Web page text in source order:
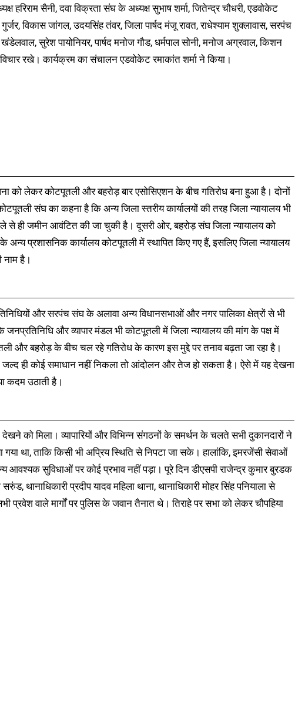
हरिराम सैनी, दवा विक्रता संघ के अध्यक्ष सुभाष शर्मा, जितेन्द्र चौधरी, एडवोकेट
गुर्जर, विकास जांगल, उदयसिंह तंवर, जिला पार्षद मंजू रावत, राधेश्याम शुक्लावास, सरपंच
सुरेश पायोनियर, पार्षद मनोज गौड, धर्मपाल सोनी, मनोज अग्रवाल, किशन
रखे। कार्यक्रम का संचालन एडवोकेट रमाकांत शर्मा ने किया।
को लेकर कोटपूतली और बहरोड़ बार एसोसिएशन के बीच गतिरोध बना हुआ है। दोनों
संघ का कहना है कि अन्य जिला स्तरीय कार्यालयों की तरह जिला न्यायालय भी
से ही जमीन आवंटित की जा चुकी है। दूसरी ओर, बहरोड़ संघ जिला न्यायालय को
प्रशासनिक कार्यालय कोटपूतली में स्थापित किए गए हैं, इसलिए जिला न्यायालय
नाम है।
और सरपंच संघ के अलावा अन्य विधानसभाओं और नगर पालिका क्षेत्रों से भी
जनप्रतिनिधि और व्यापार मंडल भी कोटपूतली में जिला न्यायालय की मांग के पक्ष में
और बहरोड़ के बीच चल रहे गतिरोध के कारण इस मुद्दे पर तनाव बढ़ता जा रहा है।
जल्द ही कोई समाधान नहीं निकला तो आंदोलन और तेज हो सकता है। ऐसे में यह देखना
कदम उठाती है।
को मिला। व्यापारियों और विभिन्न संगठनों के समर्थन के चलते सभी दुकानदारों ने
था, ताकि किसी भी अप्रिय स्थिति से निपटा जा सके। हालांकि, इमरजेंसी सेवाओं
सुविधाओं पर कोई प्रभाव नहीं पड़ा। पूरे दिन डीएसपी राजेन्द्र कुमार बुरडक
थानाधिकारी प्रदीप यादव महिला थाना, थानाधिकारी मोहर सिंह पनियाला से
वाले मार्गों पर पुलिस के जवान तैनात थे। तिराहे पर सभा को लेकर चौपहिया